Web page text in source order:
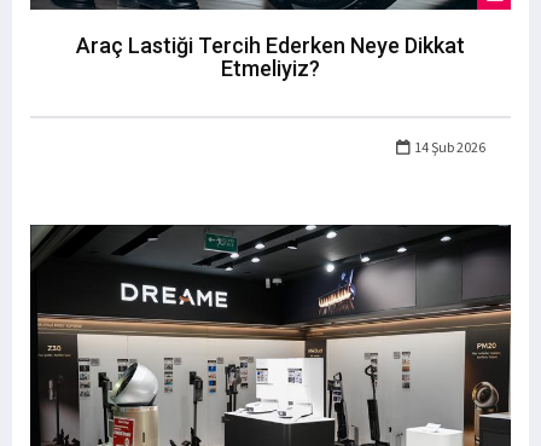
Araç Lastiği Tercih Ederken Neye Dikkat
Etmeliyiz?
14 Şub 2026